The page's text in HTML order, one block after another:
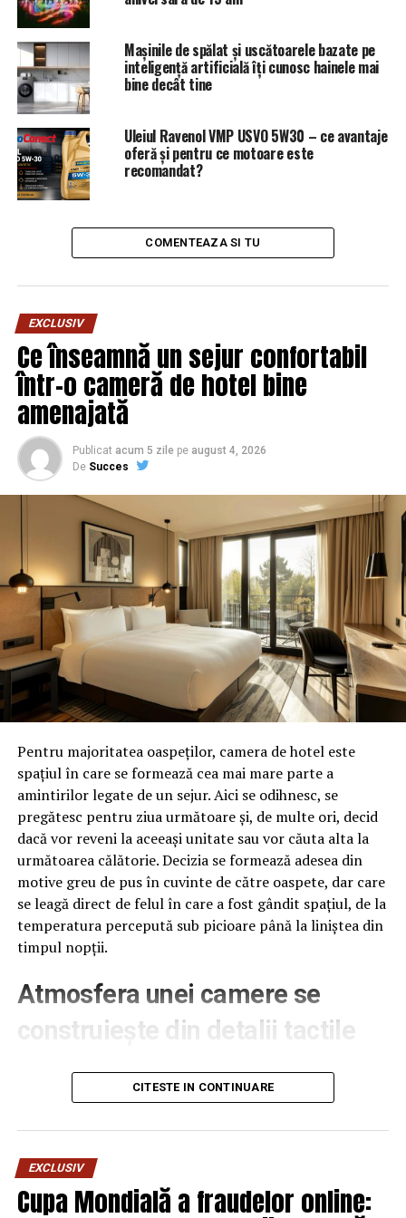
Mașinile de spălat și uscătoarele bazate pe
inteligență artificială îți cunosc hainele mai
bine decât tine
Uleiul Ravenol VMP USVO 5W30 – ce avantaje
oferă și pentru ce motoare este
recomandat?
COMENTEAZA SI TU
EXCLUSIV
Ce înseamnă un sejur confortabil
într-o cameră de hotel bine
amenajată
Publicat acum 5 zile pe august 4, 2026
De Succes
Pentru majoritatea oaspeților, camera de hotel este
spațiul în care se formează cea mai mare parte a
amintirilor legate de un sejur. Aici se odihnesc, se
pregătesc pentru ziua următoare și, de multe ori, decid
dacă vor reveni la aceeași unitate sau vor căuta alta la
următoarea călătorie. Decizia se formează adesea din
motive greu de pus în cuvinte de către oaspete, dar care
se leagă direct de felul în care a fost gândit spațiul, de la
temperatura percepută sub picioare până la liniștea din
timpul nopții.
Atmosfera unei camere se
construiește din detalii tactile
Contactul direct cu pardoseala este una dintre primele
senzații fizice pe care le are un oaspete atunci când
pe drum, seara târziu. Textura și moliciunea potrivite,
oferite democheta hotel
care este percepută o cameră, chiar dacă restul
mobilierului rămâne identic de la o unitate la alta din
CITESTE IN CONTINUARE
EXCLUSIV
Cupa Mondială a fraudelor online: